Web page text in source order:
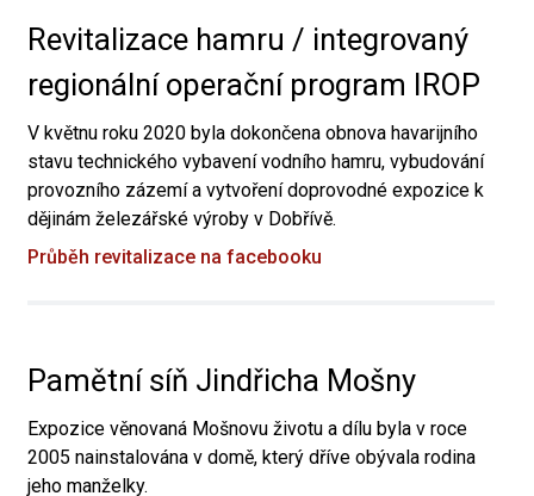
Revitalizace hamru / integrovaný
regionální operační program IROP
V květnu roku 2020 byla dokončena obnova havarijního
stavu technického vybavení vodního hamru, vybudování
provozního zázemí a vytvoření doprovodné expozice k
dějinám železářské výroby v Dobřívě.
Průběh revitalizace na facebooku
Pamětní síň Jindřicha Mošny
Expozice věnovaná Mošnovu životu a dílu byla v roce
2005 nainstalována v domě, který dříve obývala rodina
jeho manželky.